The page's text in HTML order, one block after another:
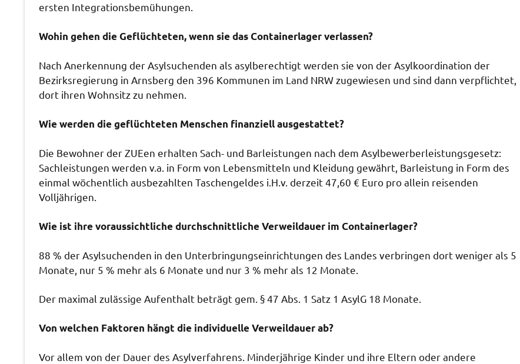
ersten Integrationsbemühungen.
Wohin gehen die Geflüchteten, wenn sie das Containerlager verlassen?
Nach Anerkennung der Asylsuchenden als asylberechtigt werden sie von der Asylkoordination der
Bezirksregierung in Arnsberg den 396 Kommunen im Land NRW zugewiesen und sind dann verpflichtet,
dort ihren Wohnsitz zu nehmen.
Wie werden die geflüchteten Menschen finanziell ausgestattet?
Die Bewohner der ZUEen erhalten Sach- und Barleistungen nach dem Asylbewerberleistungsgesetz:
Sachleistungen werden v.a. in Form von Lebensmitteln und Kleidung gewährt, Barleistung in Form des
einmal wöchentlich ausbezahlten Taschengeldes i.H.v. derzeit 47,60 € Euro pro allein reisenden
Volljährigen.
Wie ist ihre voraussichtliche durchschnittliche Verweildauer im Containerlager?
88 % der Asylsuchenden in den Unterbringungseinrichtungen des Landes verbringen dort weniger als 5
Monate, nur 5 % mehr als 6 Monate und nur 3 % mehr als 12 Monate.
Der maximal zulässige Aufenthalt beträgt gem. § 47 Abs. 1 Satz 1 AsylG 18 Monate.
Von welchen Faktoren hängt die individuelle Verweildauer ab?
Vor allem von der Dauer des Asylverfahrens. Minderjährige Kinder und ihre Eltern oder andere